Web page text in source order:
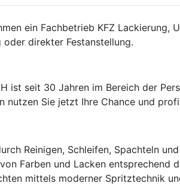
ein Fachbetrieb KFZ Lackierung,
direkter Festanstellung.
ist seit 30 Jahren im Bereich der
nutzen Sie jetzt Ihre Chance und
Reinigen, Schleifen, Spachteln
Farben und Lacken entsprechend
mittels moderner Spritztechnik